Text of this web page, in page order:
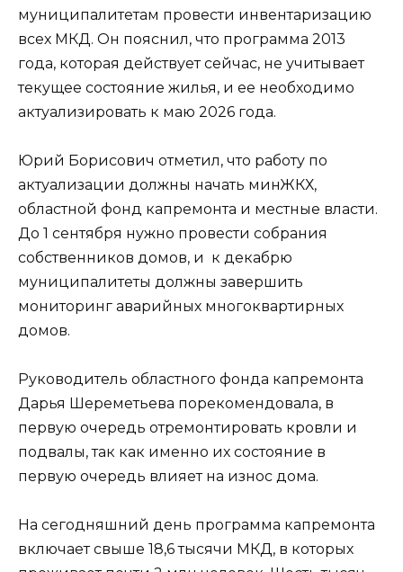
муниципалитетам провести инвентаризацию
всех МКД. Он пояснил, что программа 2013
года, которая действует сейчас, не учитывает
текущее состояние жилья, и ее необходимо
актуализировать к маю 2026 года.
Юрий Борисович отметил, что работу по
актуализации должны начать минЖКХ,
областной фонд капремонта и местные власти.
До 1 сентября нужно провести собрания
собственников домов, и к декабрю
муниципалитеты должны завершить
мониторинг аварийных многоквартирных
домов.
Руководитель областного фонда капремонта
Дарья Шереметьева порекомендовала, в
первую очередь отремонтировать кровли и
подвалы, так как именно их состояние в
первую очередь влияет на износ дома.
На сегодняшний день программа капремонта
включает свыше 18,6 тысячи МКД, в которых